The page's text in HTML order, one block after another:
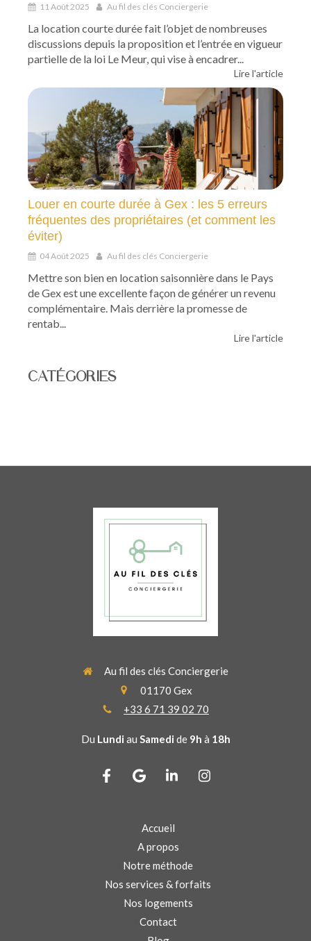
11 Août 2025 Au fil des clés Conciergerie
La location courte durée fait l’objet de nombreuses
discussions depuis la proposition et l’entrée en vigueur
partielle de la loi Le Meur, qui vise à encadrer...
Lire l'article
Louer en courte durée à Gex : les 5 erreurs
fréquentes des propriétaires (et comment les
éviter)
04 Août 2025 Au fil des clés Conciergerie
Mettre son bien en location saisonnière dans le Pays
de Gex est une excellente façon de générer un revenu
complémentaire. Mais derrière la promesse de
rentab...
Lire l'article
CATÉGORIES
Au fil des clés Conciergerie
01170 Gex
+33 6 71 39 02 70
Du Lundi au Samedi de 9h à 18h
Accueil
A propos
Notre méthode
Nos services & forfaits
Nos logements
Contact